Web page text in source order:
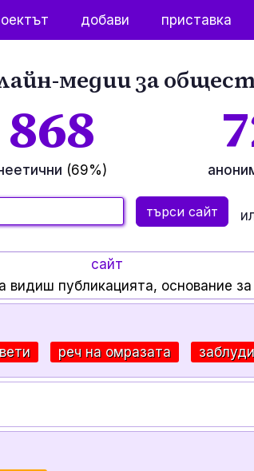
добави приставка
медии за
868
(69%)
сайт
видиш публикацията, основание
реч на омразата заблуди